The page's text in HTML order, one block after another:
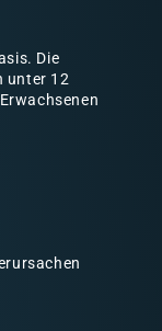
Die
unter 12